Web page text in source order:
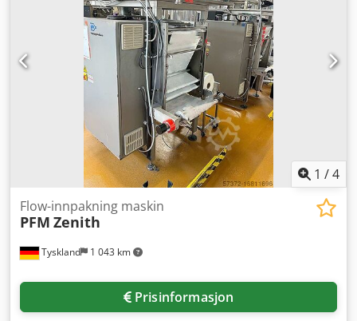
nedsenking reduserer steketiden betydelig, med opptil 40
%. Fritereren kan ikke bare brukes med olje, men også
med vann, supper, sauser, marinader, sirup og lignende
væsker. Tekniske data: - Lengde: 2900 mm Dcedpfx Aow
Ngu Sjkbok - Friteringskarets (stekesone) lengde: 2350 mm
- Arbeidsbredde: 585 mm - Maks produkt høyde: 55 mm -
Maks fettmengde: 260 L - Steketid i minutter: 55 sek – 11
min (avhengig av produkttype) - Effekt: 56 kW
1 /4
Tyskland 1 043 km
Flow-innpakning maskin
PFM Zenith
Prisinformasjon